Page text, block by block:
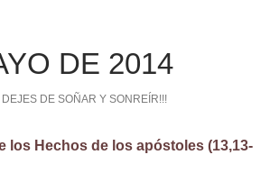
DE 2014
DEJES DE SOÑAR Y SONREÍR!!!
los Hechos de los apóstoles (13,13-